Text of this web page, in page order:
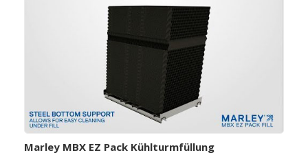
Marley MBX EZ Pack Kühlturmfüllung